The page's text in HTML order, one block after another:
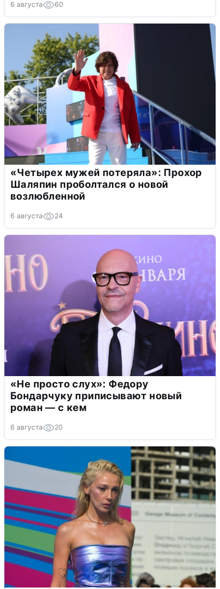
6 августа 60
«Четырех мужей потеряла»: Прохор
Шаляпин проболтался о новой
возлюбленной
6 августа 24
«Не просто слух»: Федору
Бондарчуку приписывают новый
роман — с кем
6 августа 20